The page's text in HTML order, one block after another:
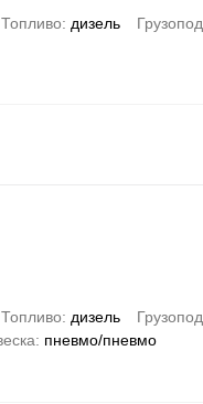
Топливо дизель Грузопод.
Топливо дизель Грузопод.
пневмо/пневмо